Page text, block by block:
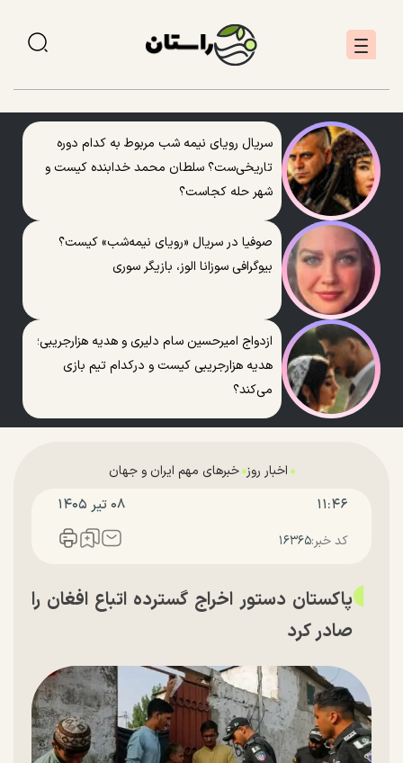
سریال رویای نیمه شب مربوط به کدام دوره
تاریخی‌ست؟ سلطان محمد خدابنده کیست و
شهر حله کجاست؟
صوفیا در سریال «رویای نیمه‌شب» کیست؟
بیوگرافی سوزانا الوز، بازیگر سوری
ازدواج امیرحسین سام دلیری و هدیه هزارجریبی؛
هدیه هزارجریبی کیست و درکدام تیم بازی
می‌کند؟
اخبار روز خبرهای مهم ایران و جهان
۱۱:۴۶ ۰۸ تير ۱۴۰۵
کد خبر:۱۶۳۶۵
پاکستان دستور اخراج گسترده اتباع افغان را
صادر کرد